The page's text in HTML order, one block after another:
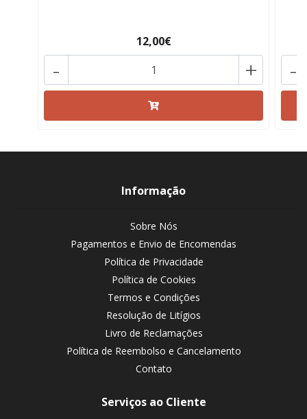
12,00€
+
- -
Informação
Sobre Nós
Pagamentos e Envio de Encomendas
Política de Privacidade
Política de Cookies
Termos e Condições
Resolução de Litígios
Livro de Reclamações
Política de Reembolso e Cancelamento
Contato
Serviços ao Cliente